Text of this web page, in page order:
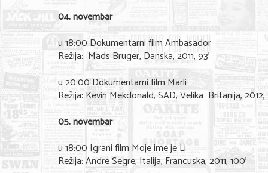
04. novembar
u 18:00 Dokumentarni film Ambasador
Režija: Mads Bruger, Danska, 2011, 93’
u 20:00 Dokumentarni film Marli
Režija: Kevin Mekdonald, SAD, Velika Britanija, 2012,
05. novembar
u 18:00 Igrani film Moje ime je Li
Režija: Andre Segre, Italija, Francuska, 2011, 100’